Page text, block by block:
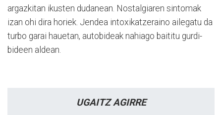
argazkitan ikusten dudanean. Nostalgiaren sintomak
izan ohi dira horiek. Jendea intoxikatzeraino ailegatu da
turbo garai hauetan, autobideak nahiago baititu gurdi-
bideen aldean.
UGAITZ AGIRRE